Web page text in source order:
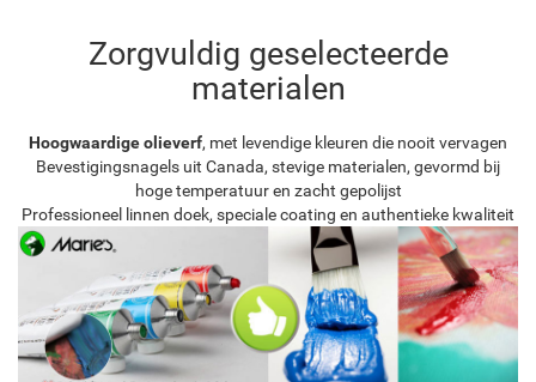
Zorgvuldig geselecteerde
materialen
Hoogwaardige olieverf, met levendige kleuren die nooit vervagen
Bevestigingsnagels uit Canada, stevige materialen, gevormd bij
hoge temperatuur en zacht gepolijst
Professioneel linnen doek, speciale coating en authentieke kwaliteit